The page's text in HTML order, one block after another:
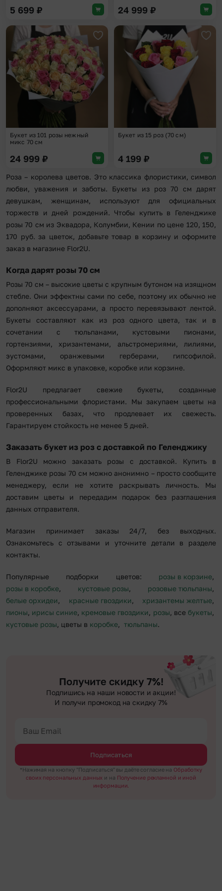
5 699 ₽ 24 999 ₽
Добавить в избранное
Букет из 101 розы нежный
микс 70 см
24 999 ₽
Букет из 15 роз (70 см)
4 199 ₽
Роза – королева цветов. Это классика флористики, символ
любви, уважения и заботы. Букеты из роз 70 см дарят
девушкам, женщинам, используют для официальных
торжеств и дней рождений. Чтобы купить в Геленджике
розы 70 см из Эквадора, Колумбии, Кении по цене 120, 150,
170 руб. за цветок, добавьте товар в корзину и оформите
заказ в магазине Flor2U.
Когда дарят розы 70 см
Розы 70 см – высокие цветы с крупным бутоном на изящном
стебле. Они эффектны сами по себе, поэтому их обычно не
дополняют аксессуарами, а просто перевязывают лентой.
Букеты составляют как из роз одного цвета, так и в
сочетании с тюльпанами, кустовыми пионами,
гортензиями, хризантемами, альстромериями, лилиями,
эустомами, оранжевыми герберами, гипсофилой.
Оформляют микс в упаковке, коробке или корзине.
Flor2U предлагает свежие букеты, созданные
профессиональными флористами. Мы закупаем цветы на
проверенных базах, что продлевает их свежесть.
Гарантируем стойкость не менее 5 дней.
Заказать букет из роз с доставкой по Геленджику
В Flor2U можно заказать розы с доставкой. Купить в
Геленджике розы 70 см можно анонимно – просто сообщите
менеджеру, если не хотите раскрывать личность. Мы
доставим цветы и передадим подарок без разглашения
данных отправителя.
Магазин принимает заказы 24/7, без выходных.
Ознакомьтесь с отзывами и уточните детали в разделе
контакты.
Популярные подборки цветов: розы в корзине,
розы в коробке, кустовые розы, розовые тюльпаны,
белые орхидеи, красные гвоздики, хризантемы желтые,
пионы, ирисы синие, кремовые гвоздики, розы, все букеты,
кустовые розы, цветы в коробке, тюльпаны.
Получите скидку 7%!
Подпишись на наши новости и акции!
И получи промокод на скидку 7%
Подписаться
*Нажимая на кнопку "Подписаться" вы даёте согласие на Обработку
своих персональных данных и на Получение рекламной и иной
информации.